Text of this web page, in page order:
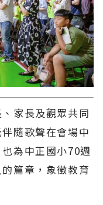
家長及觀眾共同
隨歌聲在會場中
為中正國小70週
篇章，象徵教育